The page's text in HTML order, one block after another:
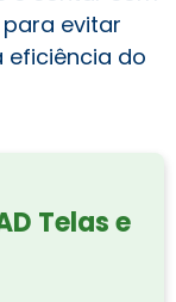
evitar
eficiência do
Telas e